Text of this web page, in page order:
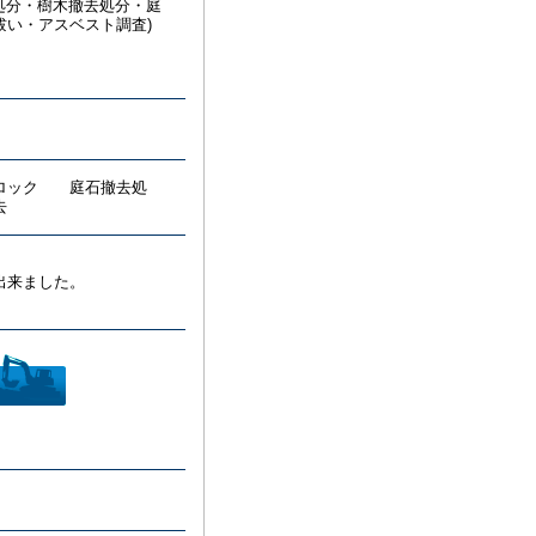
・樹木撤去処分・庭
い・アスベスト調査)
ック 庭石撤去処
ました。